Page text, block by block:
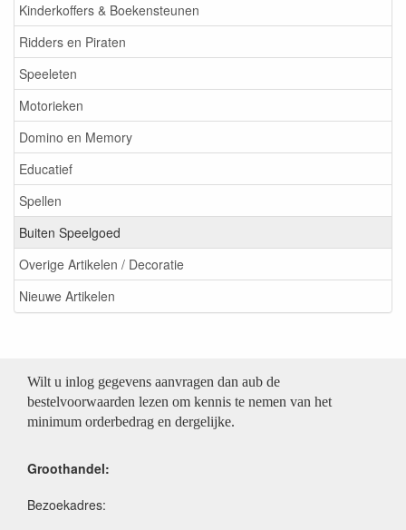
Kinderkoffers & Boekensteunen
Ridders en Piraten
Speeleten
Motorieken
Domino en Memory
Educatief
Spellen
Buiten Speelgoed
Overige Artikelen / Decoratie
Nieuwe Artikelen
Wilt u inlog gegevens aanvragen dan aub de
bestelvoorwaarden lezen om kennis te nemen van het
minimum orderbedrag en dergelijke.
Groothandel:
Bezoekadres: